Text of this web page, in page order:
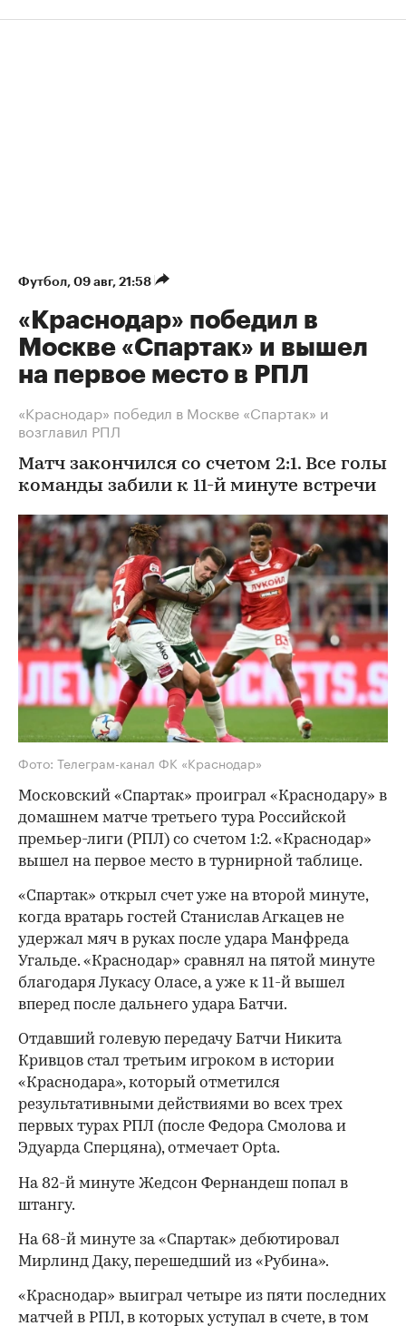
Футбол⁠, 09 авг, 21:58
«Краснодар» победил в
Москве «Спартак» и вышел
на первое место в РПЛ
«Краснодар» победил в Москве «Спартак» и
возглавил РПЛ
Матч закончился со счетом 2:1. Все голы
команды забили к 11-й минуте встречи
Фото: Телеграм-канал ФК «Краснодар»
Московский «Спартак» проиграл «Краснодару» в
домашнем матче третьего тура Российской
премьер-лиги (РПЛ) со счетом 1:2. «Краснодар»
вышел на первое место в турнирной таблице.
«Спартак» открыл счет уже на второй минуте,
когда вратарь гостей Станислав Агкацев не
удержал мяч в руках после удара Манфреда
Угальде. «Краснодар» сравнял на пятой минуте
благодаря Лукасу Оласе, а уже к 11-й вышел
вперед после дальнего удара Батчи.
Отдавший голевую передачу Батчи Никита
Кривцов стал третьим игроком в истории
«Краснодара», который отметился
результативными действиями во всех трех
первых турах РПЛ (после Федора Смолова и
Эдуарда Сперцяна), отмечает Opta.
На 82-й минуте Жедсон Фернандеш попал в
штангу.
На 68-й минуте за «Спартак» дебютировал
Мирлинд Даку, перешедший из «Рубина».
«Краснодар» выиграл четыре из пяти последних
матчей в РПЛ, в которых уступал в счете, в том